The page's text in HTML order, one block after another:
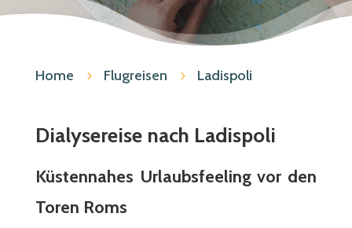
Home 5 Flugreisen 5 Ladispoli
Dialysereise nach Ladispoli
Küstennahes Urlaubsfeeling vor den
Toren Roms